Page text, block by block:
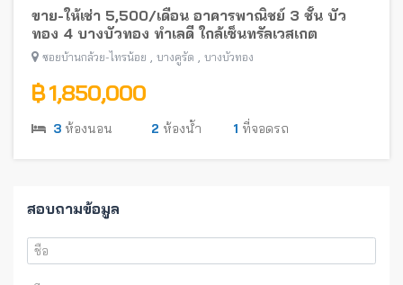
ขาย-ให้เช่า 5,500/เดือน อาคารพาณิชย์ 3 ชั้น บัว
ทอง 4 บางบัวทอง ทำเลดี ใกล้เซ็นทรัลเวสเกต
ซอยบ้านกล้วย-ไทรน้อย บางคูรัด บางบัวทอง
฿ 1,850,000
3 ห้องนอน 2 ห้องน้ำ 1 ที่จอดรถ
สอบถามข้อมูล